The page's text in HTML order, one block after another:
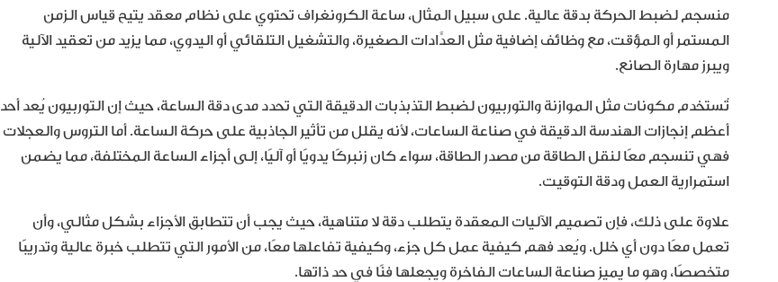
منسجم لضبط الحركة بدقة عالية. على سبيل المثال، ساعة الكرونغراف تحتوي على نظام معقد يتيح قياس الزمن
المستمر أو المؤقت، مع وظائف إضافية مثل العدَّادات الصغيرة، والتشغيل التلقائي أو اليدوي، مما يزيد من تعقيد الآلية
ويبرز مهارة الصانع.
تُستخدم مكونات مثل الموازنة والتوربيون لضبط التذبذبات الدقيقة التي تحدد مدى دقة الساعة، حيث إن التوربيون يُعد أحد
أعظم إنجازات الهندسة الدقيقة في صناعة الساعات، لأنه يقلل من تأثير الجاذبية على حركة الساعة. أما التروس والعجلات
فهي تنسجم معًا لنقل الطاقة من مصدر الطاقة، سواء كان زنبركًا يدويًا أو آليًا، إلى أجزاء الساعة المختلفة، مما يضمن
استمرارية العمل ودقة التوقيت.
علاوة على ذلك، فإن تصميم الآليات المعقدة يتطلب دقة لا متناهية، حيث يجب أن تتطابق الأجزاء بشكل مثالي، وأن
تعمل معًا دون أي خلل. ويُعد فهم كيفية عمل كل جزء، وكيفية تفاعلها معًا، من الأمور التي تتطلب خبرة عالية وتدريبًا
متخصصًا، وهو ما يميز صناعة الساعات الفاخرة ويجعلها فنًا في حد ذاتها.